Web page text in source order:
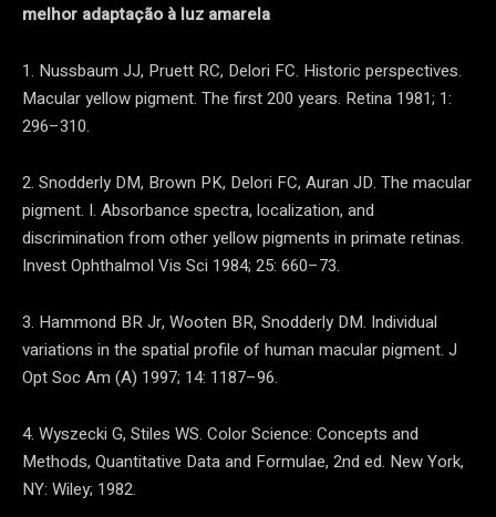
melhor adaptação à luz amarela
1. Nussbaum JJ, Pruett RC, Delori FC. Historic perspectives.
Macular yellow pigment. The first 200 years. Retina 1981; 1:
296–310.
2. Snodderly DM, Brown PK, Delori FC, Auran JD. The macular
pigment. I. Absorbance spectra, localization, and
discrimination from other yellow pigments in primate retinas.
Invest Ophthalmol Vis Sci 1984; 25: 660–73.
3. Hammond BR Jr, Wooten BR, Snodderly DM. Individual
variations in the spatial profile of human macular pigment. J
Opt Soc Am (A) 1997; 14: 1187–96.
4. Wyszecki G, Stiles WS. Color Science: Concepts and
Methods, Quantitative Data and Formulae, 2nd ed. New York,
NY: Wiley; 1982.